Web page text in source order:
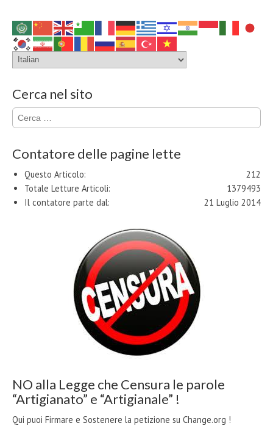
Cerca nel sito
Ricerca
per:
Contatore delle pagine lette
212
Questo Articolo:
1379493
Totale Letture Articoli:
21 Luglio 2014
Il contatore parte dal:
NO alla Legge che Censura le parole
“Artigianato” e “Artigianale” !
Qui puoi Firmare e Sostenere la petizione su Change.org !